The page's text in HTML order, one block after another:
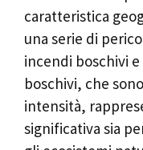
caratteristica
una serie di
incendi boschivi
boschivi, che
intensità,
significativa sia